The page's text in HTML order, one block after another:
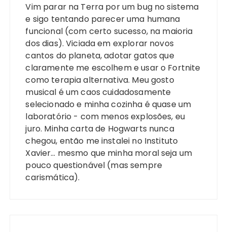
Vim parar na Terra por um bug no sistema
e sigo tentando parecer uma humana
funcional (com certo sucesso, na maioria
dos dias). Viciada em explorar novos
cantos do planeta, adotar gatos que
claramente me escolhem e usar o Fortnite
como terapia alternativa. Meu gosto
musical é um caos cuidadosamente
selecionado e minha cozinha é quase um
laboratório - com menos explosões, eu
juro. Minha carta de Hogwarts nunca
chegou, então me instalei no Instituto
Xavier… mesmo que minha moral seja um
pouco questionável (mas sempre
carismática).